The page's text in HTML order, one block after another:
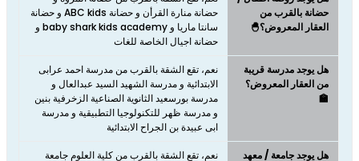
حضانة بالقرب من
العقار المعروض؟🐣
حضانة منارة القرأن و حضانة ABC kids و حضانة
سانتا ماريا و baby shark kids academy و
حضانة اجيال الخاصة للغات
هل يوجد مدرسة قريبة
من العقار المعروض؟
🏫
نعم، تقع الشقة بالقرب من مدرسة احمد عرابى
الابتدائية و مدرسة الشهيد السيد عبدالعال و
مدرسة بورسعيد الثانوية الصناعية الزخرفية بنين
و مدرسة ظهر للتكنولوجيا التطبيقية و مدرسة
ابى عبيدة بن الجراح الابتدائية
هل يوجد جامعة / معهد
نعم، تقع الشقة بالقرب من كلية العلوم جامعة